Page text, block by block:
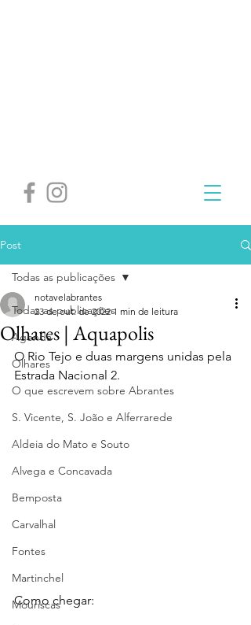
Post
Todas as publicações
Agenda
Olhares
O que escrevem sobre Abrantes
S. Vicente, S. João e Alferrarede
Aldeia do Mato e Souto
Alvega e Concavada
Bemposta
Carvalhal
Fontes
Martinchel
Mouriscas
Todas as publicações
Olhares | Aquapolis
notavelabrantes
23 de out. de 2022 1 min de leitura
O Rio Tejo e duas margens unidas pela
Estrada Nacional 2.
Como chegar: